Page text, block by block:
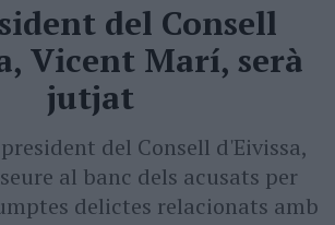
del Consell
Vicent Marí, serà
jutjat
del Consell d'Eivissa,
al banc dels acusats per
delictes relacionats amb